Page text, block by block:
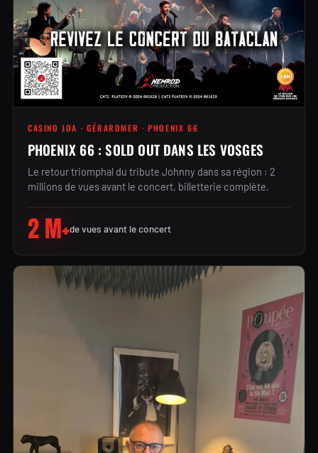
CASINO JOA · GÉRARDMER · PHOENIX 66
PHOENIX 66 : SOLD OUT DANS LES VOSGES
Le retour triomphal du tribute Johnny dans sa région : 2
millions de vues avant le concert, billetterie complète.
2 M+de vues avant le concert